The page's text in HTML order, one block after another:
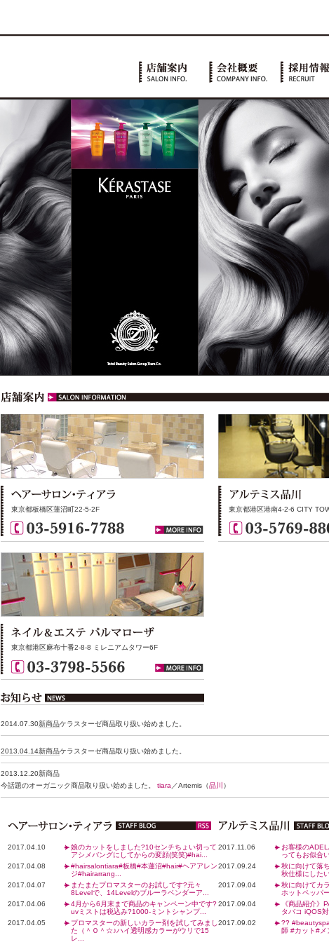
東京都板橋区蓮沼町22-5-2F
東京都港区麻布十番2-8-8 ミレニアムタワー6F
東京都港区港南4-2-6 CITY
2014.07.30新商品ケラスターゼ商品取り扱い始めました。
2013.04.14新商品ケラスターゼ商品取り扱い始めました。
2013.12.20新商品
今話題のオーガニック商品取り扱い始めました。 tiara ／Artemis（品川 ）
2017.04.10
娘のカットをしました?10センチちょい切って
アシメバングにしてからの変顔(笑笑)#hai...
2017.04.08
#hairsalontiara#板橋#本蓮沼#hair#ヘアアレン
ジ#hairarrang...
2017.04.07
またまたプロマスターのお試しです?元々
8Levelで、14Levelのブルーラベンダーア...
2017.04.06
4月から6月末まで商品のキャンペーン中です?
uvミストは税込み?1000-ミントシャンプ...
2017.04.05
プロマスターの新しいカラー剤を試してみまし
た（＾Ｏ＾☆♪ハイ透明感カラーがウリで15
レ...
2017.11.06
お客様の
ってもお似合
2017.09.24
秋に向けて落
秋仕様にした
2017.09.04
秋に向けてカ
ホットペッパ
2017.09.04
《商品紹介》
タバコ iQOS
2017.09.02
??
師 #カット#メ